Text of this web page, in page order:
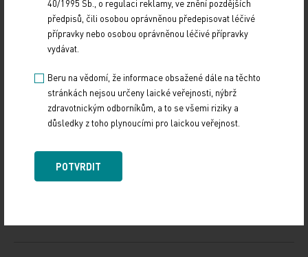
Zdroj: ČTK
Sdílejte článek
40/1995 Sb., o regulaci reklamy, ve znění pozdějších
předpisů, čili osobou oprávněnou předepisovat léčivé
přípravky nebo osobou oprávněnou léčivé přípravky
vydávat.
Beru na vědomí, že informace obsažené dále na těchto
stránkách nejsou určeny laické veřejnosti, nýbrž
zdravotnickým odborníkům, a to se všemi riziky a
důsledky z toho plynoucími pro laickou veřejnost.
POTVRDIT